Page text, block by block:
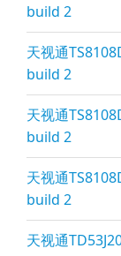
build 2
天视通
build 2
天视通
build 2
天视通
build 2
天视通